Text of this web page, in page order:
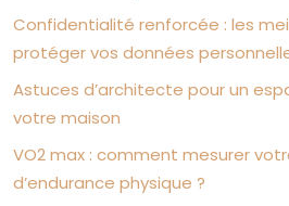
Confidentialité renforcée : les
protéger vos données
Astuces d’architecte pour un
votre maison
VO2 max : comment mesurer
d’endurance physique ?